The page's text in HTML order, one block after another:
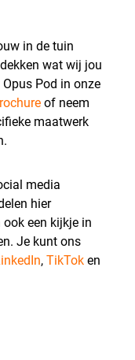
in de tuin
wat wij jou
Pod in onze
of neem
maatwerk
media
hier
een kijkje in
Je kunt ons
, TikTok en